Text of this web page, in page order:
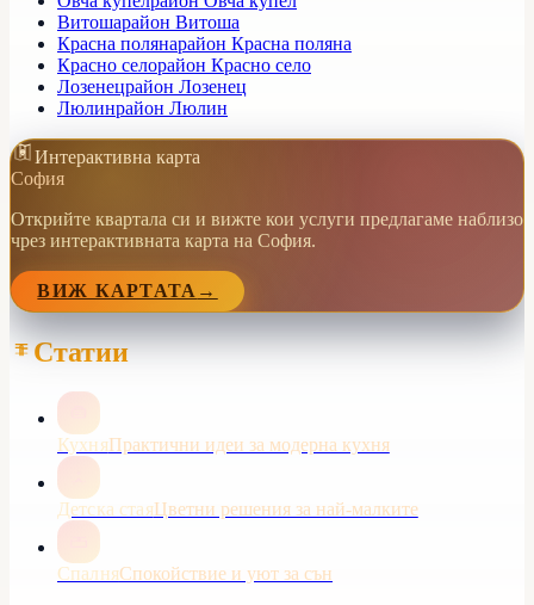
Витошарайон Витоша
Красна полянарайон Красна поляна
Красно селорайон Красно село
Лозенецрайон Лозенец
Люлинрайон Люлин
Интерактивна карта
София
Открийте квартала си и вижте кои услуги предлагаме наблизо
чрез интерактивната карта на София.
ВИЖ КАРТАТА →
Статии
КухняПрактични идеи за модерна кухня
Детска стаяЦветни решения за най-малките
СпалняСпокойствие и уют за сън